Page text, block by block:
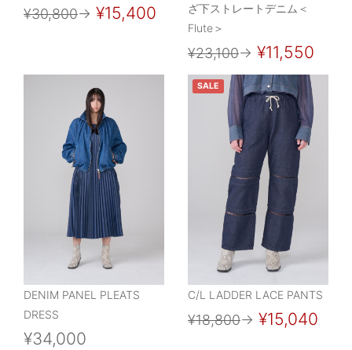
¥30,800→ ¥15,400
ざ下ストレートデニム＜
Flute＞
¥23,100→ ¥11,550
DENIM PANEL PLEATS
DRESS
¥34,000
SALE
C/L LADDER LACE PANTS
¥18,800→ ¥15,040